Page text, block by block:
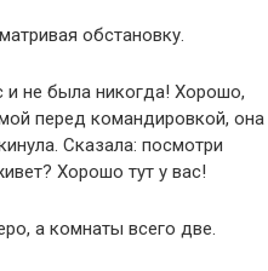
обстановку.
и не была никогда! Хорошо,
перед командировкой, она
Сказала: посмотри
Хорошо тут у вас!
а комнаты всего две.